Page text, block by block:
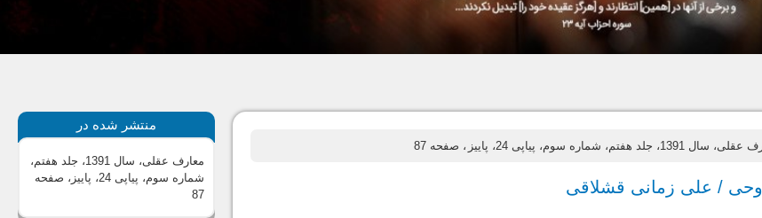
سال 1391، جلد هفتم، شماره سوم، پیاپی 24، پاییز ، صفحه 87
وحی / علی زمانی قشلاقی
منتشر شده در
معارف عقلی، سال 1391، جلد هفتم،
شماره سوم، پیاپی 24، پاییز
، صفحه
87